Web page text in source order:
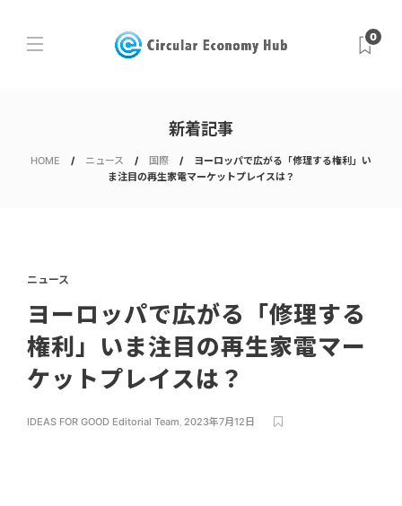
0
新着記事
HOME ニュース 国際
ヨーロッパで広がる「修理する権利」い
ま注目の再生家電マーケットプレイスは？
ニュース
ヨーロッパで広がる「修理する
権利」いま注目の再生家電マー
ケットプレイスは？
IDEAS FOR GOOD Editorial Team, 2023年7月12日